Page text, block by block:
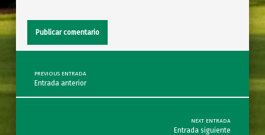
Post navigation
PREVIOUS ENTRADA
Entrada anterior
NEXT ENTRADA
Entrada siguiente